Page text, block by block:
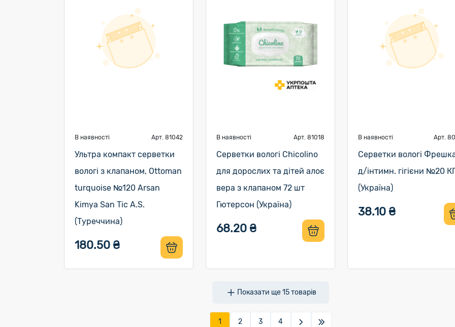
В наявності Арт. 81042
Ультра компакт серветки
вологі з клапаном, Ottoman
turquoise №120 Arsan
Kimya San Tic A.S.
(Туреччина)
180.50 ₴
В наявності Арт. 81018
Серветки вологі Chicolino
для дорослих та дітей алоє
вера з клапаном 72 шт
Гютерсон (Україна)
68.20 ₴
В наявності Арт.
Серветки вологі
д/інтимн. гігієни №20
(Україна)
38.10 ₴
Показати ще15товарів
1 2 3 4